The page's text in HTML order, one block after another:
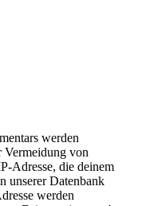
werden
Vermeidung von
Adresse, die deinem
unserer Datenbank
werden